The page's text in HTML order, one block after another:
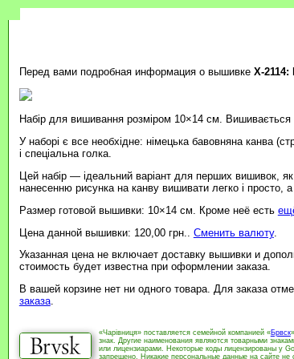
Перед вами подробная информация о вышивке X-2114:
Набір для вишивання розміром 10×14 см. Вишивається
У наборі є все необхідне: німецька бавовняна канва
і спеціальна голка.
Цей набір — ідеальний варіант для перших вишивок,
нанесенню рисунка на канву вишивати легко і просто,
Размер готовой вышивки: 10×14 см. Кроме неё есть
Цена данной вышивки: 120,00 грн.. Сменить валюту.
Указанная цена не включает доставку вышивки и
стоимость будет известна при оформлении заказа.
В вашей корзине нет ни одного товара. Для заказа
заказа.
«Чарівниця» поставляется семейной компанией «Брвск
знак. Другие наименования являются товарными
или лицензиарами. Некоторые коды лицензированы у
запрещено. Никакие персональные данные на сайте не